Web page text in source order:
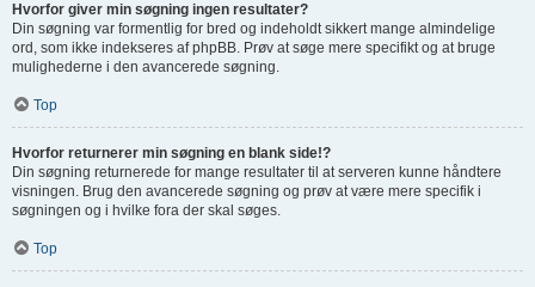
Hvorfor giver min søgning ingen resultater?
Din søgning var formentlig for bred og indeholdt sikkert mange almindelige
ord, som ikke indekseres af phpBB. Prøv at søge mere specifikt og at bruge
mulighederne i den avancerede søgning.
Top
Hvorfor returnerer min søgning en blank side!?
Din søgning returnerede for mange resultater til at serveren kunne håndtere
visningen. Brug den avancerede søgning og prøv at være mere specifik i
søgningen og i hvilke fora der skal søges.
Top